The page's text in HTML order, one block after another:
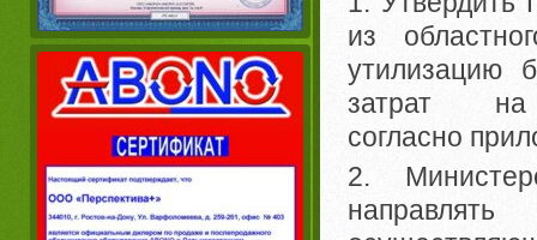
из
утилизацию
затрат на
согласно
2.